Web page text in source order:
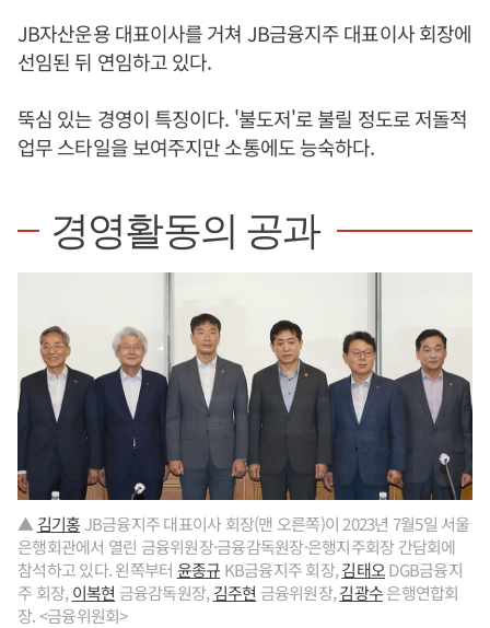
JB자산운용 대표이사를 거쳐 JB금융지주 대표이사 회장에
선임된 뒤 연임하고 있다.
뚝심 있는 경영이 특징이다. '불도저'로 불릴 정도로 저돌적
업무 스타일을 보여주지만 소통에도 능숙하다.
경영활동의 공과
▲ 김기홍 JB금융지주 대표이사 회장(맨 오른쪽)이 2023년 7월5일 서울
은행회관에서 열린 금융위원장·금융감독원장·은행지주회장 간담회에
참석하고 있다. 왼쪽부터 윤종규 KB금융지주 회장,김태오DGB금융지
주 회장, 이복현 금융감독원장, 김주현 금융위원장,김광수은행연합회
장. <금융위원회>